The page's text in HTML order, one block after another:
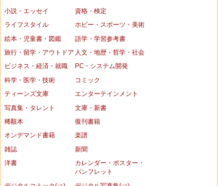
小説・エッセイ
資格・検定
ライフスタイル
ホビー・スポーツ・美術
絵本・児童書・図鑑
語学・学習参考書
旅行・留学・アウトドア 人文・地歴・哲学・社会
ビジネス・経済・就職
PC・システム開発
科学・医学・技術
コミック
ティーンズ文庫
エンターテインメント
写真集・タレント
文庫・新書
稀覯本
復刊書籍
オンデマンド書籍
楽譜
雑誌
新聞
洋書
カレンダー・ポスター・
パンフレット